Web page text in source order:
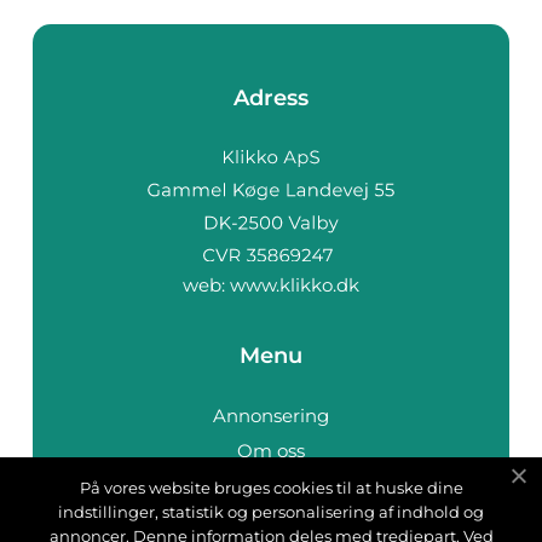
Adress
web: www.klikko.dk
Menu
Annonsering
Om oss
Cookies
Kontakta oss
På vores website bruges cookies til at huske dine
indstillinger, statistik og personalisering af indhold og
annoncer. Denne information deles med tredjepart. Ved